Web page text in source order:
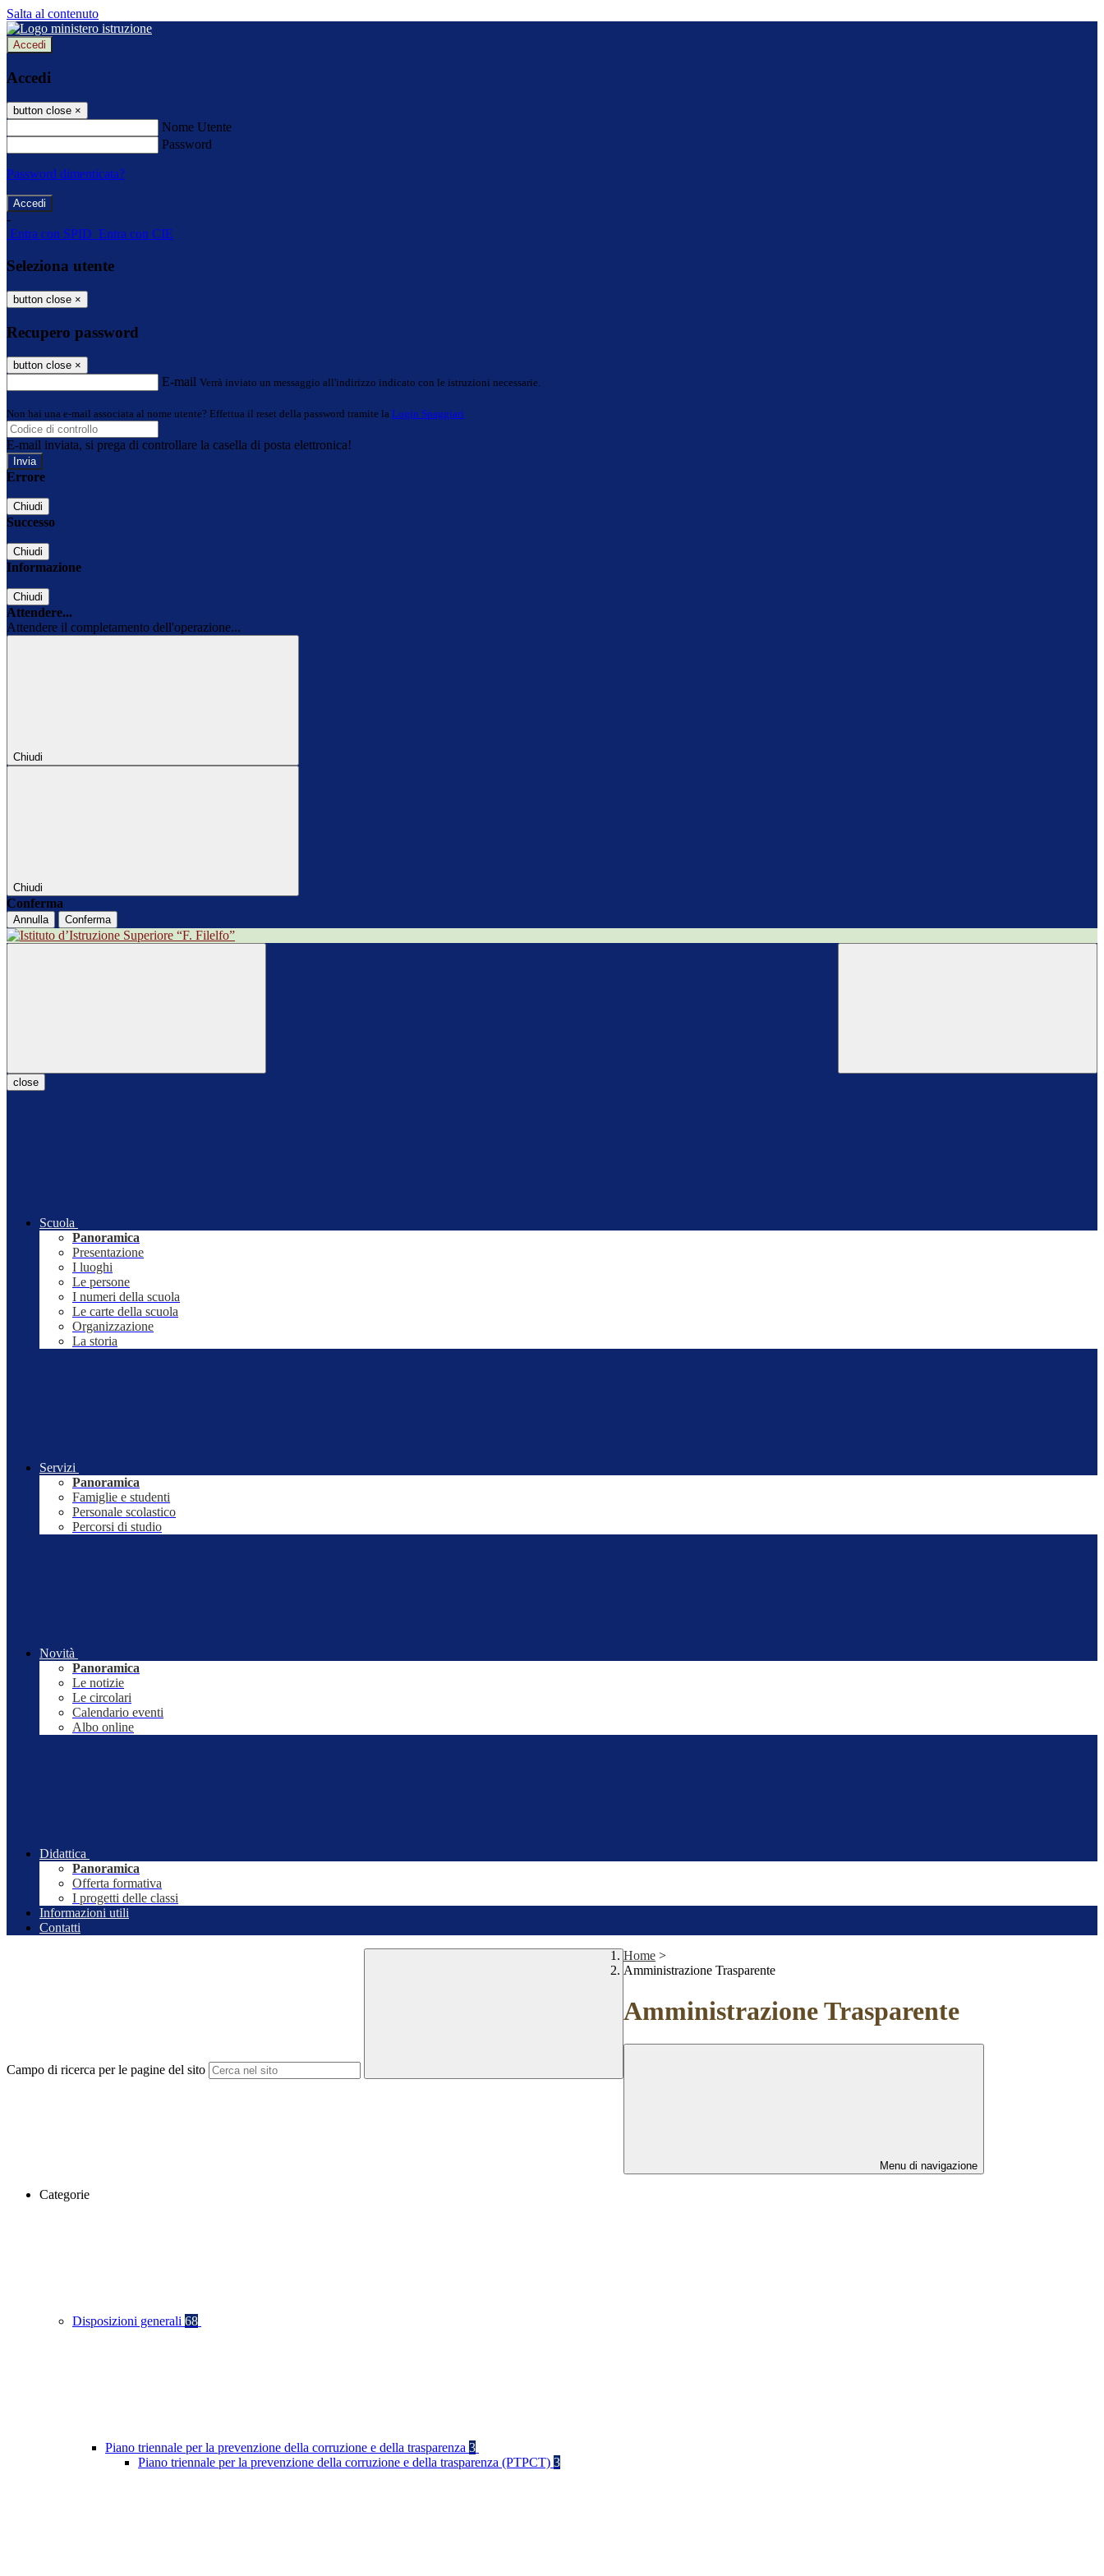
Salta al contenuto
Accedi
Accedi
button close ×
Nome Utente
Password
Password dimenticata?
-
Entra con SPID Entra con CIE
Seleziona utente
button close ×
Recupero password
button close ×
E-mail Verrà inviato un messaggio all'indirizzo indicato con le istruzioni necessarie.
Non hai una e-mail associata al nome utente? Effettua il reset della password tramite la Login Spaggiari
E-mail inviata, si prega di controllare la casella di posta elettronica!
Errore
Chiudi
Successo
Chiudi
Informazione
Chiudi
Attendere...
Attendere il completamento dell'operazione...
Chiudi
Chiudi
Conferma
Annulla Conferma
close
Scuola
Panoramica
Presentazione
I luoghi
Le persone
I numeri della scuola
Le carte della scuola
Organizzazione
La storia
Servizi
Panoramica
Famiglie e studenti
Personale scolastico
Percorsi di studio
Novità
Panoramica
Le notizie
Le circolari
Calendario eventi
Albo online
Didattica
Panoramica
Offerta formativa
I progetti delle classi
Informazioni utili
Contatti
Campo di ricerca per le pagine del sito
Home >
Amministrazione Trasparente
Amministrazione Trasparente
Menu di navigazione
Categorie
Disposizioni generali 68
Piano triennale per la prevenzione della corruzione e della trasparenza 3
Piano triennale per la prevenzione della corruzione e della trasparenza (PTPCT) 3